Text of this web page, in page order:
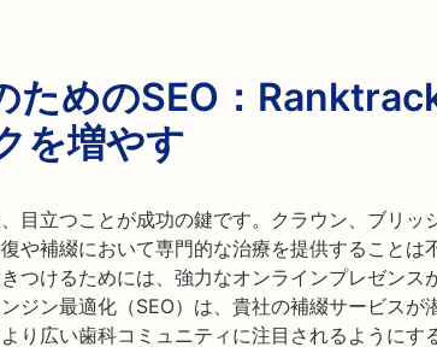
ためのSEO：
を増やす
目立つことが成功の鍵です。クラウン、ブリッ
や補綴において専門的な治療を提供することは
つけるためには、強力なオンラインプレゼンス
ジン最適化（SEO）は、貴社の補綴サービスが
り広い歯科コミュニティに注目されるようにす